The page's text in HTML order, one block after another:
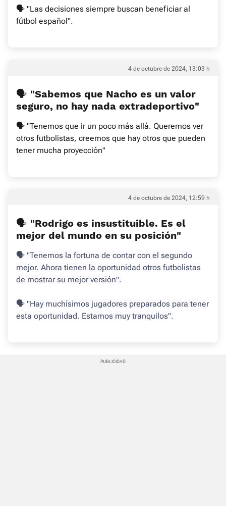
🗣 "Las decisiones siempre buscan beneficiar al
fútbol español".
4 de octubre de 2024, 13:03 h
🗣 "Sabemos que Nacho es un valor
seguro, no hay nada extradeportivo"
🗣 "Tenemos que ir un poco más allá. Queremos ver
otros futbolistas, creemos que hay otros que pueden
tener mucha proyección"
4 de octubre de 2024, 12:59 h
🗣 "Rodrigo es insustituible. Es el
mejor del mundo en su posición"
🗣 "Tenemos la fortuna de contar con el segundo
mejor. Ahora tienen la oportunidad otros futbolistas
de mostrar su mejor versión".
🗣 "Hay muchísimos jugadores preparados para tener
esta oportunidad. Estamos muy tranquilos".